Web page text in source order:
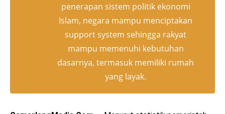
penerapan sistem politik ekonomi
Islam, negara mampu menciptakan
support system sehingga rakyat
mampu memenuhi kebutuhan
dasarnya, termasuk memiliki rumah
yang layak.